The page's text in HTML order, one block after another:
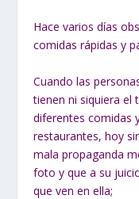
Hace varios días
comidas rápidas y
Cuando las
tienen ni siquiera el
diferentes comidas
restaurantes, hoy
mala propaganda
foto y que a su
que ven en ella;